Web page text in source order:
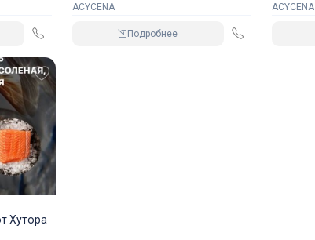
ACYCENA
Подробнее
ACYCENA